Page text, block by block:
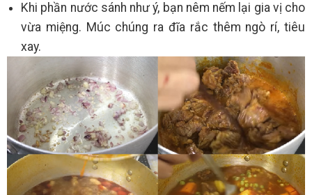
Khi phần nước sánh như ý, bạn nêm nếm lại gia vị cho
vừa miệng. Múc chúng ra đĩa rắc thêm ngò rí, tiêu
xay.